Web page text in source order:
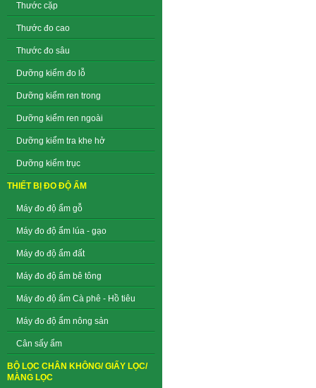
Thước cặp
Thước đo cao
Thước đo sâu
Dưỡng kiểm đo lỗ
Dưỡng kiểm ren trong
Dưỡng kiểm ren ngoài
Dưỡng kiểm tra khe hở
Dưỡng kiểm trục
THIẾT BỊ ĐO ĐỘ ẨM
Máy đo độ ẩm gỗ
Máy đo độ ẩm lúa - gạo
Máy đo độ ẩm đất
Máy đo độ ẩm bê tông
Máy đo độ ẩm Cà phê - Hồ tiêu
Máy đo độ ẩm nông sản
Cân sấy ẩm
BỘ LỌC CHÂN KHÔNG/ GIẤY LỌC/
MÀNG LỌC